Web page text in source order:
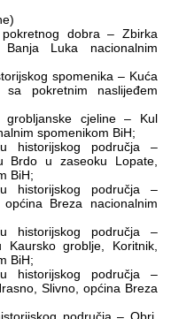
dobra – Zbirka
Banja Luka nacionalnim
spomenika – Kuća
pokretnim naslijeđem
cjeline – Kul
spomenikom BiH;
historijskog područja –
Brdo u zaseoku Lopate,
BiH;
historijskog područja –
Breza nacionalnim
historijskog područja –
groblje, Koritnik,
BiH;
historijskog područja –
Slivno, općina Breza